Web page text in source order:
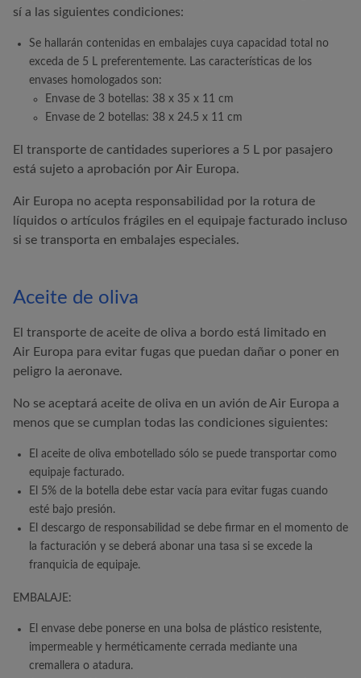
sí a las siguientes condiciones:
Se hallarán contenidas en embalajes cuya capacidad total no
exceda de 5 L preferentemente. Las características de los
envases homologados son:
Envase de 3 botellas: 38 x 35 x 11 cm
Envase de 2 botellas: 38 x 24.5 x 11 cm
El transporte de cantidades superiores a 5 L por pasajero
está sujeto a aprobación porAir Europa.
Air Europa no acepta responsabilidad por la rotura de
líquidos o artículos frágiles en el equipaje facturado incluso
si se transporta en embalajes especiales.
Aceite de oliva
El transporte de aceite de oliva a bordo está limitado en
Air Europa para evitar fugas que puedan dañar o poner en
peligro la aeronave.
No se aceptará aceite de oliva en un avión deAir Europa a
menos que se cumplan todas las condiciones siguientes:
El aceite de oliva embotellado sólo se puede transportar como
equipaje facturado.
El 5% de la botella debe estar vacía para evitar fugas cuando
esté bajo presión.
El descargo de responsabilidad se debe firmar en el momento de
la facturación y se deberá abonar una tasa si se excede la
franquicia de equipaje.
EMBALAJE:
El envase debe ponerse en una bolsa de plástico resistente,
impermeable y herméticamente cerrada mediante una
cremallera o atadura.